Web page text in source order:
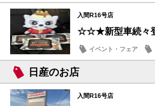
日産のお店
入間R16号店
☆☆★新型車続々
イベント・フェア
日産のお店
入間R16号店